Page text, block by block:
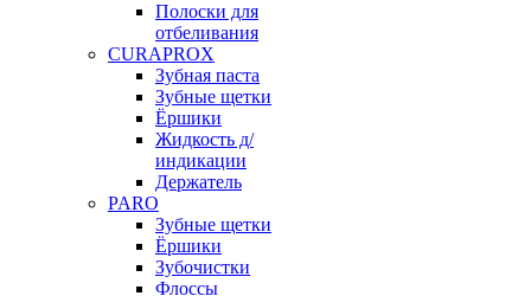
Полоски для
отбеливания
CURAPROX
Зубная паста
Зубные щетки
Ёршики
Жидкость д/
индикации
Держатель
PARO
Зубные щетки
Ёршики
Зубочистки
Флоссы